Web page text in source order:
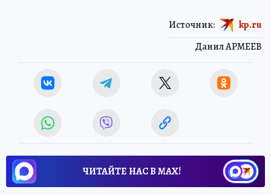
Данил АРМЕЕВ
Источник: kp.ru
ЧИТАЙТЕ НАС В МАХ!